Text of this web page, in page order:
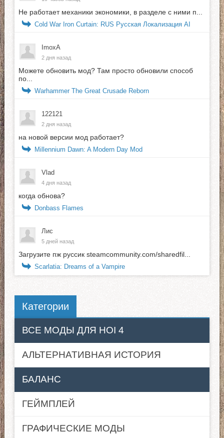
Не работает механики экономики, в разделе с ними п...
Cold War Iron Curtain: RUS Русская Локализация AI
ImoxA
2 дня назад
Можете обновить мод? Там просто обновили способ
по...
Warhammer The Great Crusade Reborn
122121
2 дня назад
на новой версии мод работает?
Millennium Dawn: A Modern Day Mod
Vlad
4 дня назад
когда обнова?
Donbass Flames
Лис
5 дней назад
Загрузите пж руссик steamcommunity.com/sharedfil...
Scarlatia: Dreams of a Vampire
Категории
ВСЕ МОДЫ ДЛЯ HOI 4
АЛЬТЕРНАТИВНАЯ ИСТОРИЯ
БАЛАНС
ГЕЙМПЛЕЙ
ГРАФИЧЕСКИЕ МОДЫ